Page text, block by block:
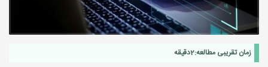
زمان تقریبی مطالعه:2دقیقه